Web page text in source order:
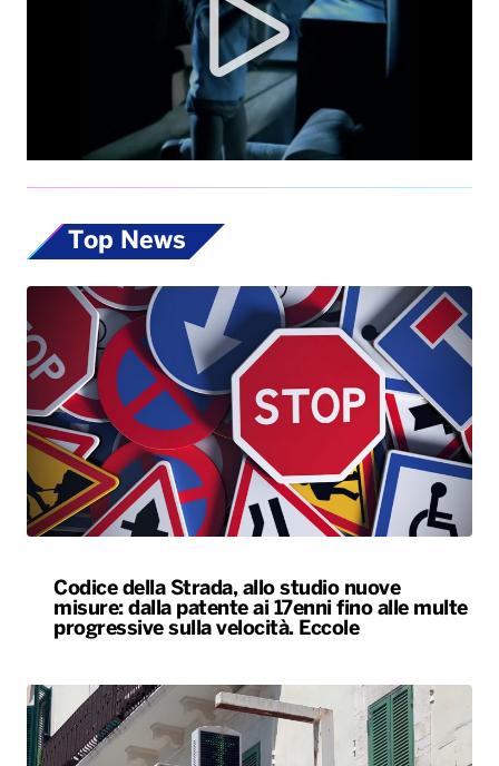
Top News
Codice della Strada, allo studio nuove
misure: dalla patente ai 17enni fino alle multe
progressive sulla velocità. Eccole